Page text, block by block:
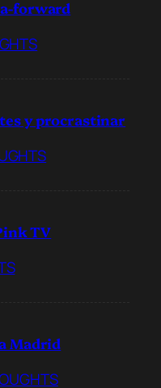
forward
y procrastinar
TV
Madrid